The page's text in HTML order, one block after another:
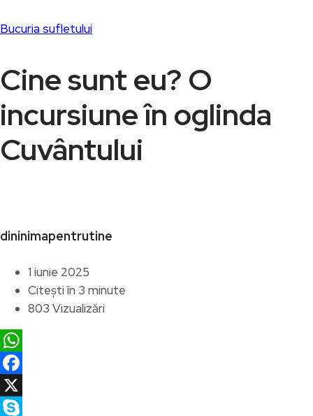
Bucuria sufletului
Cine sunt eu? O
incursiune în oglinda
Cuvântului
dininimapentrutine
1 iunie 2025
Citești în 3 minute
803 Vizualizări
WhatsApp
Facebook
X